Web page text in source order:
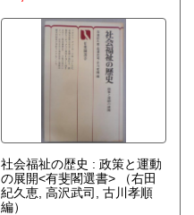
社会福祉の歴史 : 政策と運動
の展開<有斐閣選書>
（右田
紀久恵, 高沢武司, 古川孝順
編）